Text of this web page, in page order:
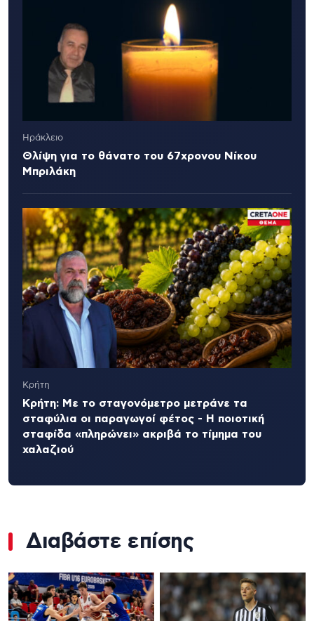
Ηράκλειο
Θλίψη για το θάνατο του 67χρονου Νίκου
Μπριλάκη
Κρήτη
Κρήτη: Με το σταγονόμετρο μετράνε τα
σταφύλια οι παραγωγοί φέτος - Η ποιοτική
σταφίδα «πληρώνει» ακριβά το τίμημα του
χαλαζιού
Διαβάστε επίσης